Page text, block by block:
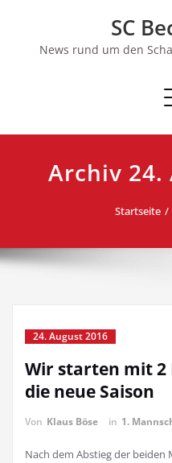
SC
News rund um den
Archiv 24.
Startseite
24. August 2016
Wir starten mit
die neue Saison
Von Klaus Böse in 1.
Nach dem Abstieg der